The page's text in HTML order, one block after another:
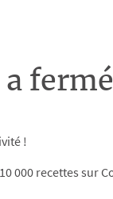
!
000 recettes sur